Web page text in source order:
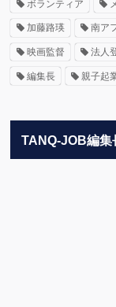
ボランティア
加藤路瑛 南ア
映画監督 法人
編集長 親子起
TANQ-JOB編集